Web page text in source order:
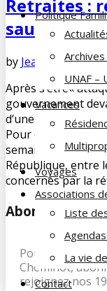
Politique
UNAF –
Vacances
Voyages
Associations
Liste
La vie
Contact
Retraites :
sauter ?
by Jean-François
Après s’être«
gouvernement
d’une loi-cadre
Pour ce faire, une
semaine dernière
République, entre
concernés par la
Abonnez-vous
Pour recevoir
Cheminot,
rejoignez nos